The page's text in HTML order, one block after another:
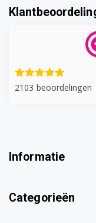
BSG82230CH/01
BSG82277/01
BSG82422/01
BSG82425/10
2103 beoordelingen
Informatie
Categorieën